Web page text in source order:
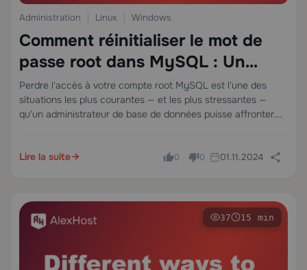
Administration Linux Windows
Comment réinitialiser le mot de
passe root dans MySQL : Un
guide complet étape par étape
Perdre l'accès à votre compte root MySQL est l'une des
situations les plus courantes — et les plus stressantes —
qu'un administrateur de base de données puisse affronter.
Lire la suite
0 0 01.11.2024
37 15 min